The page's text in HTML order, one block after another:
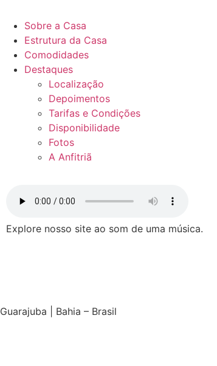
Sobre a Casa
Estrutura da Casa
Comodidades
Destaques
Localização
Depoimentos
Tarifas e Condições
Disponibilidade
Fotos
A Anfitriã
Explore nosso site ao som de uma música.
Guarajuba | Bahia – Brasil